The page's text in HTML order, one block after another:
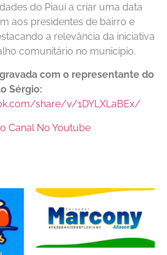
do Piauí a criar uma data
aos presidentes de bairro e
a relevância da iniciativa
comunitário no município.
com o representante do
Sérgio:
share/v/1DYLXLaBEx/
Canal No Youtube